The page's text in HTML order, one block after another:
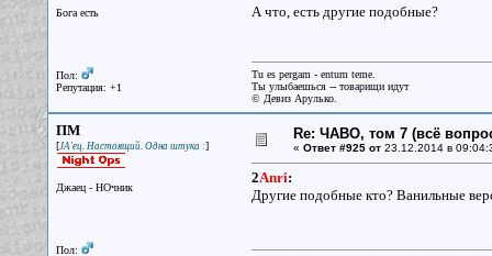
Бога есть
Пол:
Репутация: +1
А что, есть другие подобные?
Tu es pergam - entum teme.
Ты улыбаешься -- товарищи идут
© Девиз Арулько.
ПМ
[JA'ец. Настоящий. Одна штука :]
Джаец - НОчник
Пол:
Re: ЧАВО, том 7 (всё
« Ответ #925 от23.12.2014 в
2Anri:
Другие подобные кто? Ванильные